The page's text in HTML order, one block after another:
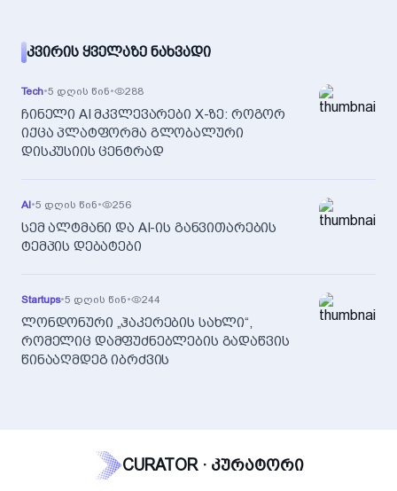
ᲙᲕᲘᲠᲘᲡ ᲧᲕᲔᲚᲐᲖᲔ ᲜᲐᲮᲕᲐᲓᲘ
Tech•5 დღის წინ• 288
ჩინელი AI მკვლევარები X-ზე: როგორ
იქცა პლატფორმა გლობალური
დისკუსიის ცენტრად
AI•5 დღის წინ• 256
სემ ალტმანი და AI-ის განვითარების
ტემპის დებატები
Startups•5 დღის წინ• 244
ლონდონური „ჰაკერების სახლი“,
რომელიც დამფუძნებლების გადაწვის
წინააღმდეგ იბრძვის
CURATOR · კურატორი